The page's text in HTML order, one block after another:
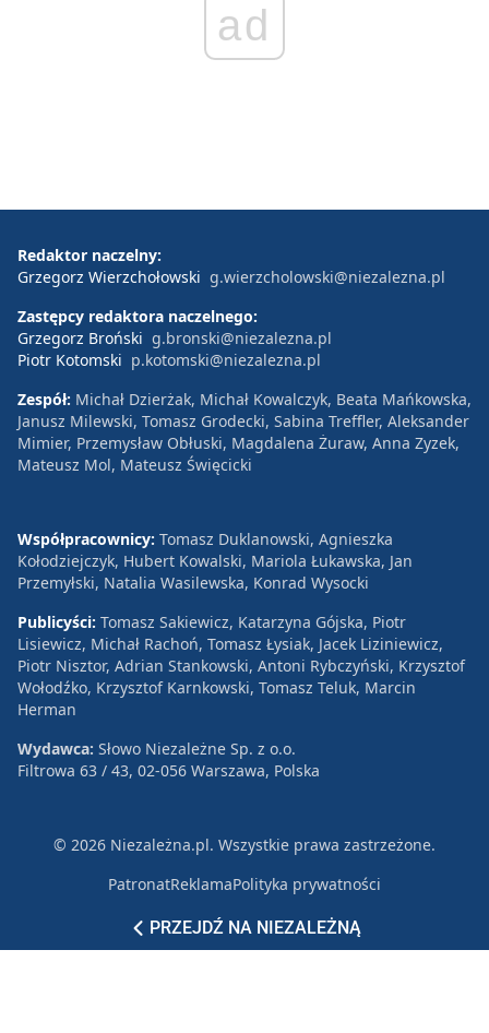
ad
PRZEJDŹ NA NIEZALEŻNĄ
Redaktor naczelny:
Grzegorz Wierzchołowski g.wierzcholowski@niezalezna.pl
Zastępcy redaktora naczelnego:
Grzegorz Broński g.bronski@niezalezna.pl
Piotr Kotomski p.kotomski@niezalezna.pl
Zespół: Michał Dzierżak, Michał Kowalczyk, Beata Mańkowska,
Janusz Milewski, Tomasz Grodecki, Sabina Treffler, Aleksander
Mimier, Przemysław Obłuski, Magdalena Żuraw, Anna Zyzek,
Mateusz Mol, Mateusz Święcicki
Współpracownicy: Tomasz Duklanowski, Agnieszka
Kołodziejczyk, Hubert Kowalski, Mariola Łukawska, Jan
Przemyłski, Natalia Wasilewska, Konrad Wysocki
Publicyści: Tomasz Sakiewicz, Katarzyna Gójska, Piotr
Lisiewicz, Michał Rachoń, Tomasz Łysiak, Jacek Liziniewicz,
Piotr Nisztor, Adrian Stankowski, Antoni Rybczyński, Krzysztof
Wołodźko, Krzysztof Karnkowski, Tomasz Teluk, Marcin
Herman
Wydawca: Słowo Niezależne Sp. z o.o.
Filtrowa 63 / 43, 02-056 Warszawa, Polska
© 2026 Niezależna.pl. Wszystkie prawa zastrzeżone.
PatronatReklamaPolityka prywatności